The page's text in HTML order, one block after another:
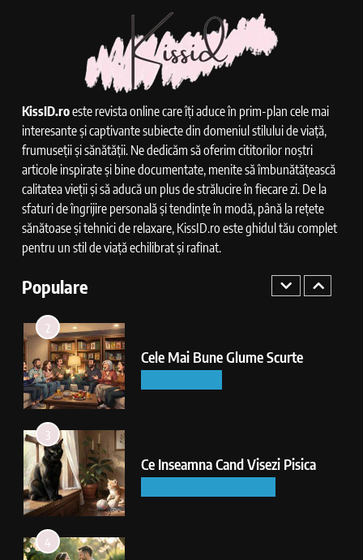
KissID.roeste revista online care îți aduce în prim-plan cele mai
interesante și captivante subiecte din domeniul stilului de viață,
frumuseții și sănătății. Ne dedicăm să oferim cititorilor noștri
articole inspirate și bine documentate, menite să îmbunătățească
calitatea vieții și să aducă un plus de strălucire în fiecare zi. De la
sfaturi de îngrijire personală și tendințe în modă, până la rețete
sănătoase și tehnici de relaxare, KissID.ro este ghidul tău complet
pentru un stil de viață echilibrat și rafinat.
Populare
Ce Inseamna Cand Visezi Porumbei
INTERPRETAREA VISELOR
8
Cum Functioneaza Releul Bujii
Incandescente
TEHN & AI
1
Ce Inseamna Cand Visezi Pui De
Pisica
2
Cele Mai Bune Glume Scurte
3
Ce Inseamna Cand Visezi Pisica
4